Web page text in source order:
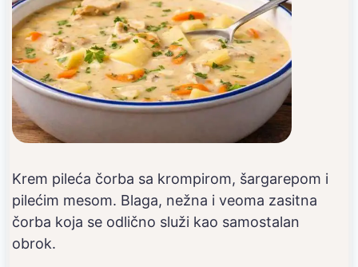
Krem pileća čorba sa krompirom, šargarepom i
pilećim mesom. Blaga, nežna i veoma zasitna
čorba koja se odlično služi kao samostalan
obrok.